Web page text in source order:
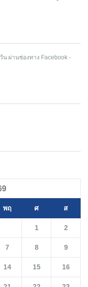
ผ่านช่องทาง Facebook -
พฤ ศ ส
1 2
7 8 9
14 15 16